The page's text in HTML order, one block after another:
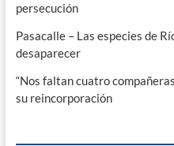
persecución
Pasacalle – Las especies de
desaparecer
“Nos faltan cuatro
su reincorporación